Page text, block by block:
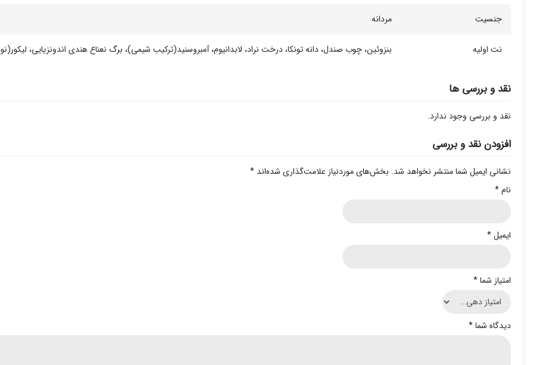
جنسیت مردانه
نت اولیه بنزوئین، چوب صندل، دانه تونکا، درخت نراد، لابدانیوم، آمبروسنید(ترکیب شیمی)، برگ نعناع هندی اندونزیایی،
نقد و بررسی ها
نقد و بررسی وجود ندارد.
افزودن نقد و بررسی
نشانی ایمیل شما منتشر نخواهد شد. بخش‌های موردنیاز علامت‌گذاری شده‌اند *
نام*
ایمیل*
امتیاز شما*
دیدگاه شما*